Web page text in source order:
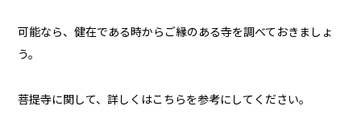
可能なら、健在である時からご縁のある寺を調べておきましょ
う。
菩提寺に関して、詳しくはこちらを参考にしてください。